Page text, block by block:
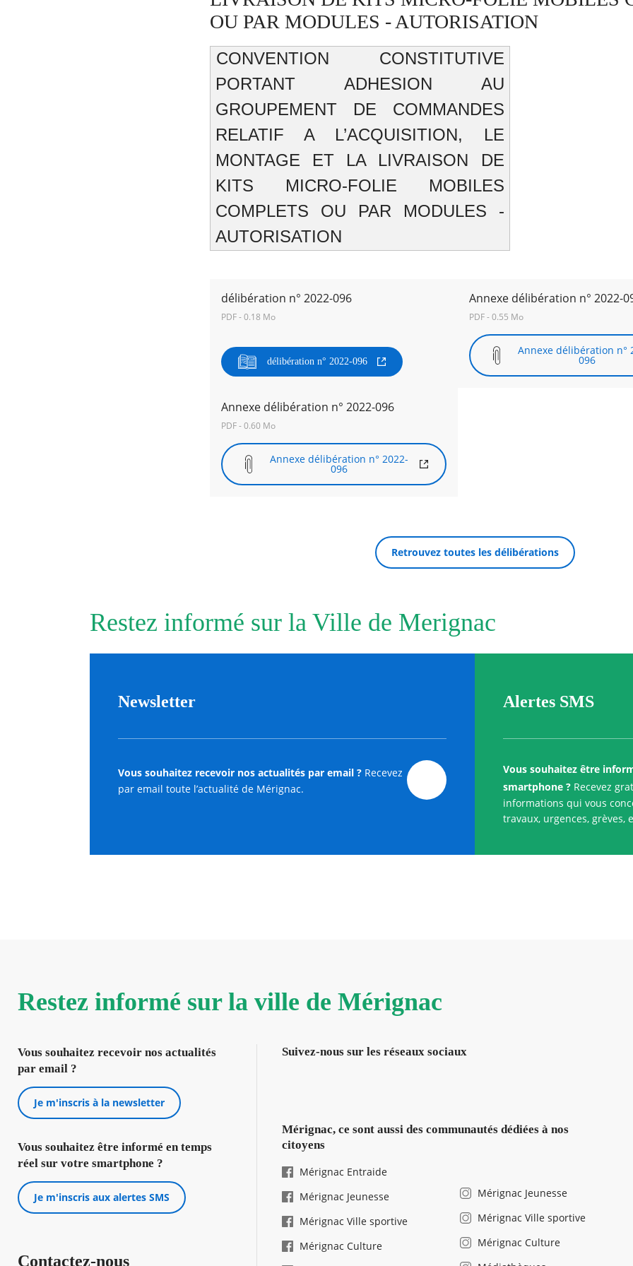
OU PAR MODULES - AUTORISATION
CONVENTION CONSTITUTIVE
PORTANT ADHESION AU
GROUPEMENT DE COMMANDES
RELATIF A L’ACQUISITION, LE
MONTAGE ET LA LIVRAISON DE
KITS MICRO-FOLIE MOBILES
COMPLETS OU PAR MODULES -
AUTORISATION
délibération n° 2022-096
PDF - 0.18 Mo
délibération n° 2022-096
Annexe délibération n° 2022-
PDF - 0.55 Mo
Annexe délibération n°
096
Annexe délibération n° 2022-096
PDF - 0.60 Mo
Annexe délibération n° 2022-
096
Retrouvez toutes les délibérations
Restez informé sur la Ville de Merignac
Newsletter
Vous souhaitez recevoir nos actualités par email ?Recevez
par email toute l’actualité de Mérignac.
Alertes SMS
Vous souhaitez être
smartphone ? Recevez
informations qui vous
travaux, urgences, grèves,
Restez informé sur la ville de Mérignac
Vous souhaitez recevoir nos actualités
par email ?
Je m'inscris à la newsletter
Vous souhaitez être informé en temps
réel sur votre smartphone ?
Je m'inscris aux alertes SMS
Contactez-nous
Suivez-nous sur les réseaux sociaux
Mérignac, ce sont aussi des communautés dédiées à nos
citoyens
Mérignac Entraide
Mérignac Jeunesse
Mérignac Ville sportive
Mérignac Culture
Mérignac Jeunesse
Mérignac Ville sportive
Mérignac Culture